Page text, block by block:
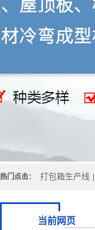
热门点击： 打包箱生产线
当前网页